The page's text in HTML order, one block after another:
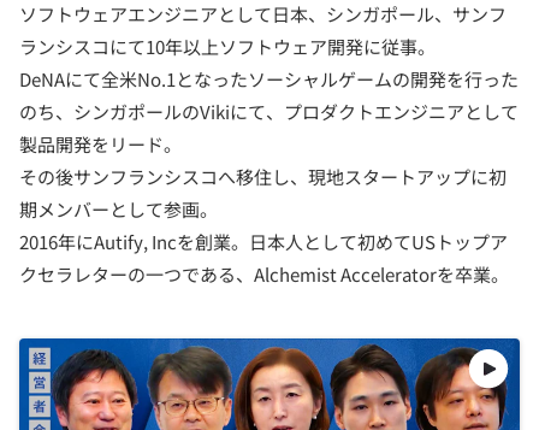
ソフトウェアエンジニアとして日本、シンガポール、サンフ
ランシスコにて10年以上ソフトウェア開発に従事。
DeNAにて全米No.1となったソーシャルゲームの開発を行った
のち、シンガポールのVikiにて、プロダクトエンジニアとして
製品開発をリード。
その後サンフランシスコへ移住し、現地スタートアップに初
期メンバーとして参画。
2016年にAutify, Incを創業。日本人として初めてUSトップア
クセラレターの一つである、Alchemist Acceleratorを卒業。